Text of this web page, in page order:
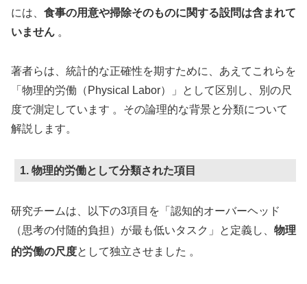
には、 食事の用意や掃除そのものに関する設問は含まれて
いません 。
著者らは、統計的な正確性を期すために、あえてこれらを
「物理的労働（Physical Labor）」として区別し、別の尺
度で測定しています 。その論理的な背景と分類について
解説します。
1. 物理的労働として分類された項目
研究チームは、以下の3項目を「認知的オーバーヘッド
（思考の付随的負担）が最も低いタスク」と定義し、 物理
的労働の尺度として独立させました 。